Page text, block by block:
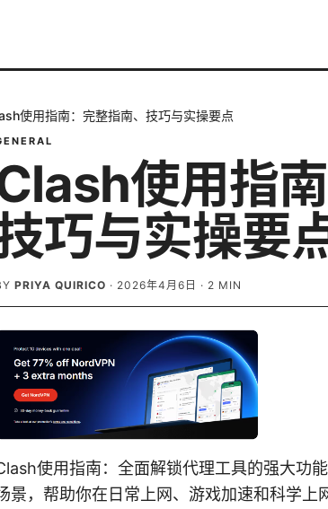
使用指南：完整指南、技巧与实操要点
使用指南
巧与实操要
PRIYA QUIRICO · 2026年4月6日 · 2 MIN
使用指南：全面解锁代理工具的强大功
景，帮助你在日常上网、游戏加速和科学